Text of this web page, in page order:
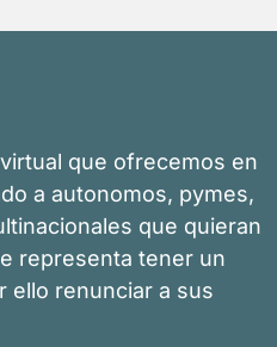
que ofrecemos en
a autonomos, pymes,
que quieran
representa tener un
ello renunciar a sus